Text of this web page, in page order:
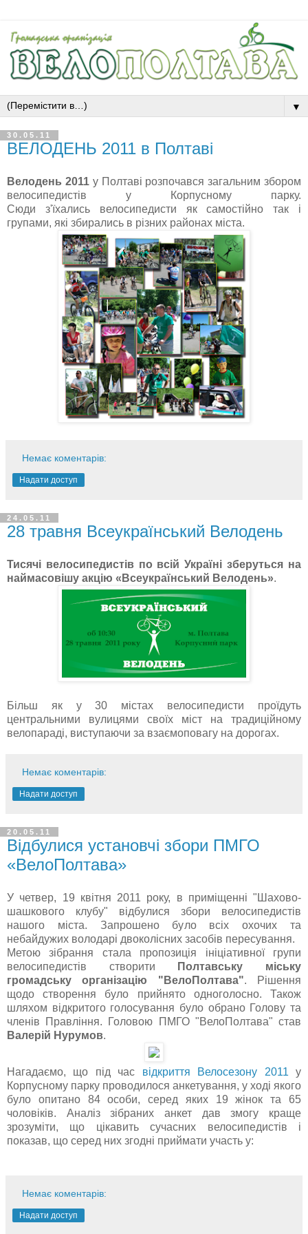
▼
30.05.11
ВЕЛОДЕНЬ 2011 в Полтаві
Велодень 2011у Полтаві розпочався загальним збором
велосипедистів у Корпусному парку.
Сюди з'їхались велосипедисти як самостійно так і
групами, які збирались в різних районах міста.
Немає коментарів:
Надати доступ
24.05.11
28 травня Всеукраїнський Велодень
Тисячі велосипедистів по всій Україні зберуться на
наймасовішу акцію «Всеукраїнський Велодень».
Більш як у 30 містах велосипедисти проїдуть
центральними вулицями своїх міст на традиційному
велопараді, виступаючи за взаємоповагу на дорогах.
Немає коментарів:
Надати доступ
20.05.11
Відбулися установчі збори ПМГО
«ВелоПолтава»
У четвер, 19 квітня 2011 року, в приміщенні "Шахово-
шашкового клубу" відбулися збори велосипедистів
нашого міста. Запрошено було всіх охочих та
небайдужих володарі двоколісних засобів пересування.
Метою зібрання стала пропозиція ініціативної групи
велосипедистів створити
Полтавську міську
громадську організацію "ВелоПолтава". Рішення
щодо створення було прийнято одноголосно. Також
шляхом відкритого голосування було обрано Голову та
членів Правління. Головою ПМГО "ВелоПолтава" став
Валерій Нурумов.
Нагадаємо, що під час відкриття Велосезону 2011 у
Корпусному парку проводилося анкетування, у ході якого
було опитано 84 особи, серед яких 19 жінок та 65
чоловіків. Аналіз зібраних анкет дав змогу краще
зрозуміти, що цікавить сучасних велосипедистів і
показав, що серед них згодні приймати участь у:
Немає коментарів:
Надати доступ